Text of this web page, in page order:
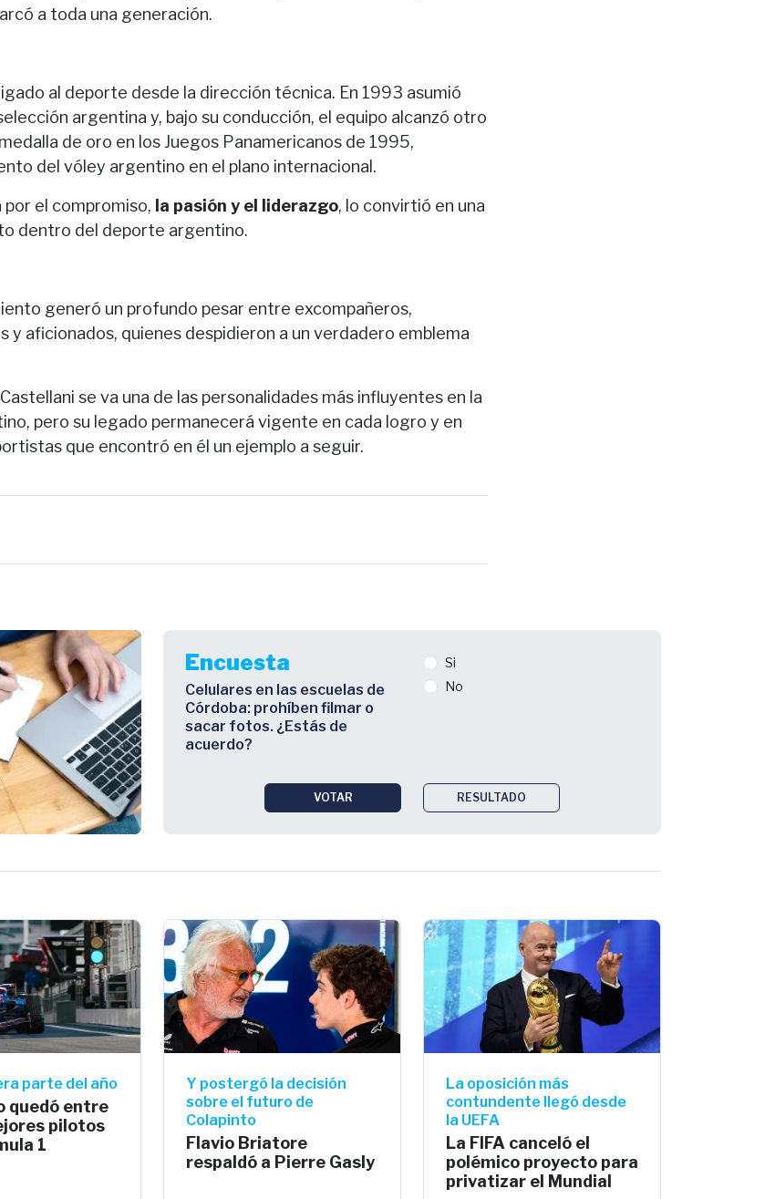
a toda una generación.
al deporte desde la dirección técnica. En 1993 asumió
argentina y, bajo su conducción, el equipo alcanzó otro
de oro en los Juegos Panamericanos de 1995,
del vóley argentino en el plano internacional.
el compromiso, la pasión y el liderazgo, lo convirtió en una
dentro del deporte argentino.
generó un profundo pesar entre excompañeros,
y aficionados, quienes despidieron a un verdadero emblema
se va una de las personalidades más influyentes en la
pero su legado permanecerá vigente en cada logro y en
que encontró en él un ejemplo a seguir.
Encuesta
Celulares en las escuelas de
Córdoba: prohíben filmar o
sacar fotos. ¿Estás de
acuerdo?
Si
No
VOTAR RESULTADO
parte del año
quedó entre
pilotos
1
Y postergó la decisión
sobre el futuro de
Colapinto
Flavio Briatore
respaldó a Pierre Gasly
La oposición más
contundente llegó desde
la UEFA
La FIFA canceló el
polémico proyecto para
privatizar el Mundial